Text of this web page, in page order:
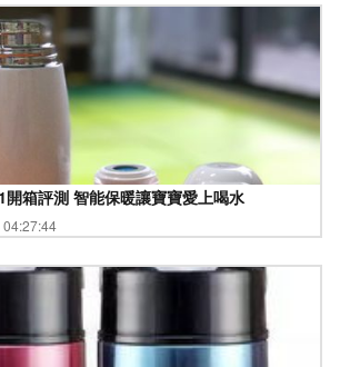
箱評測 智能保暖讓寶寶愛上喝水